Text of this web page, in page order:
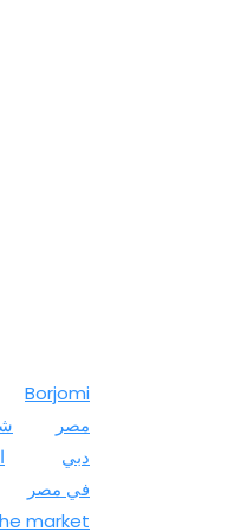
Borjomi
مصر
دبي
في مصر
market